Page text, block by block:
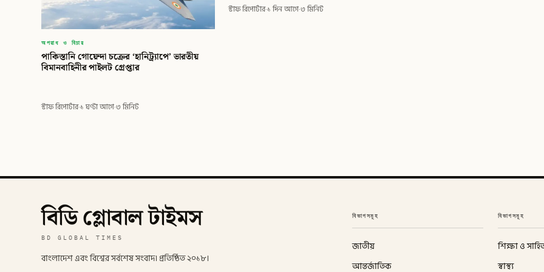
অপরাধ ও বিচার
পাকিস্তানি গোয়েন্দা চক্রের ‘হানিট্র্যাপে’ ভারতীয়
বিমানবাহিনীর পাইলট গ্রেপ্তার
স্টাফ রিপোর্টার·১ ঘণ্টা আগে·৩ মিনিট
স্টাফ রিপোর্টার·১ দিন আগে·৩ মিনিট
বিডি গ্লোবাল টাইমস
BD GLOBAL TIMES
বাংলাদেশ এবং বিশ্বের সর্বশেষ সংবাদ। প্রতিষ্ঠিত ২০১৮।
বিভাগসমূহ
জাতীয়
আন্তর্জাতিক
বিভাগসমূহ
শিক্ষা ও
স্বাস্থ্য